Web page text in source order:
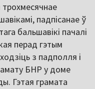
падпісанае ў
бальшавікі пачалі
перад гэтым
з падполля і
БНР у доме
Гэтая грамата